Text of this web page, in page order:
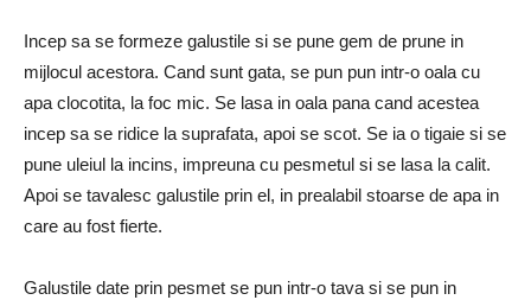
Incep sa se formeze galustile si se pune gem de prune in
mijlocul acestora. Cand sunt gata, se pun pun intr-o oala cu
apa clocotita, la foc mic. Se lasa in oala pana cand acestea
incep sa se ridice la suprafata, apoi se scot. Se ia o tigaie si se
pune uleiul la incins, impreuna cu pesmetul si se lasa la calit.
Apoi se tavalesc galustile prin el, in prealabil stoarse de apa in
care au fost fierte.
Galustile date prin pesmet se pun intr-o tava si se pun in